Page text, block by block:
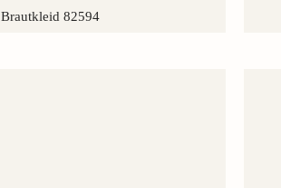
Brautkleid 82594